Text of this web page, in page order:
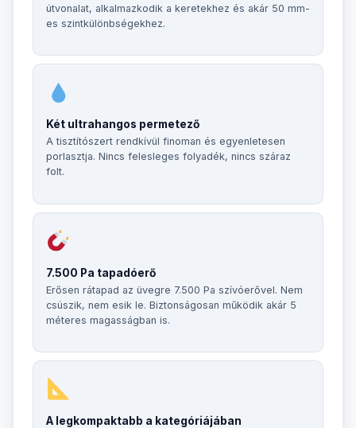
útvonalat, alkalmazkodik a keretekhez és akár 50 mm-
es szintkülönbségekhez.
Két ultrahangos permetező
A tisztítószert rendkívül finoman és egyenletesen
porlasztja. Nincs felesleges folyadék, nincs száraz
folt.
7.500 Pa tapadóerő
Erősen rátapad az üvegre 7.500 Pa szívóerővel. Nem
csúszik, nem esik le. Biztonságosan működik akár 5
méteres magasságban is.
A legkompaktabb a kategóriájában